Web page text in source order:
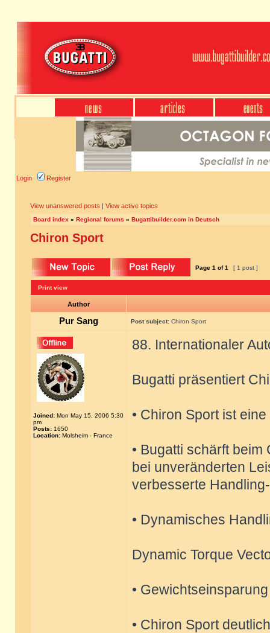
Login Register
View unanswered posts | View active topics
Board index » Regional forums » Bugattibuilder.com in Deutsch
Chiron Sport
Page 1 of1 [ 1 post ]
Print view
Author
Pur Sang Post subject: Chiron Sport
Joined: Mon May 15, 2006 5:30
pm
Posts: 1650
Location: Molsheim - France
88. Internationaler
Bugatti präsentiert
• Chiron Sport ist
• Bugatti schärft
bei unveränderten
verbesserte
• Dynamisches
Dynamic Torque
•
• Chiron Sport